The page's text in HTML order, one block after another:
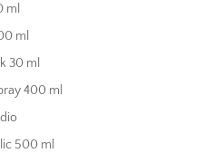
ml
ml
30 ml
400 ml
500 ml